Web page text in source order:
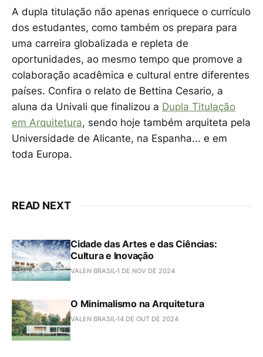
A dupla titulação não apenas enriquece o currículo
dos estudantes, como também os prepara para
uma carreira globalizada e repleta de
oportunidades, ao mesmo tempo que promove a
colaboração acadêmica e cultural entre diferentes
países. Confira o relato de Bettina Cesario, a
aluna da Univali que finalizou a Dupla Titulação
em Arquitetura, sendo hoje também arquiteta pela
Universidade de Alicante, na Espanha... e em
toda Europa.
READ NEXT
Cidade das Artes e das Ciências:
Cultura e Inovação
VALEN BRASIL1 DE NOV DE 2024
O Minimalismo na Arquitetura
VALEN BRASIL14 DE OUT DE 2024